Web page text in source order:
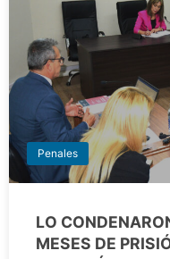
Penales
LO
MESES DE